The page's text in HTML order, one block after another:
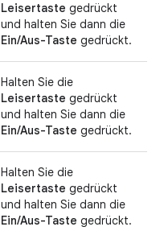
Leisertaste gedrückt
und halten Sie dann die
Ein/Aus-Taste gedrückt.
Halten Sie die
Leisertaste gedrückt
und halten Sie dann die
Ein/Aus-Taste gedrückt.
Halten Sie die
Leisertaste gedrückt
und halten Sie dann die
Ein/Aus-Taste gedrückt.